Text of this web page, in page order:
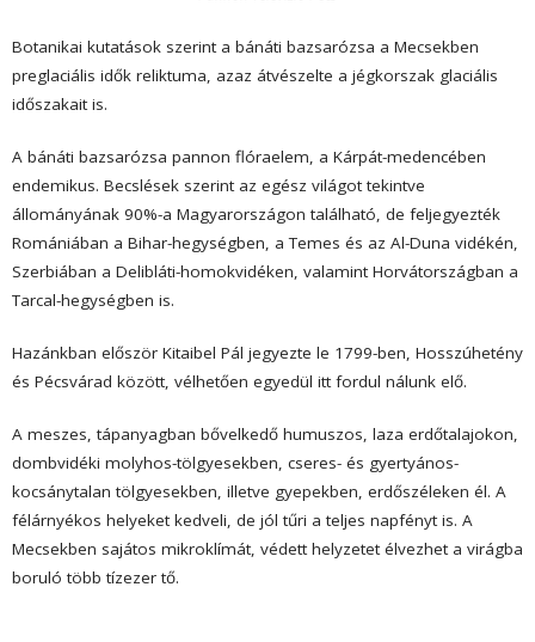
Botanikai kutatások szerint a bánáti bazsarózsa a Mecsekben
preglaciális idők reliktuma, azaz átvészelte a jégkorszak glaciális
időszakait is.
A bánáti bazsarózsa pannon flóraelem, a Kárpát-medencében
endemikus. Becslések szerint az egész világot tekintve
állományának 90%-a Magyarországon található, de feljegyezték
Romániában a Bihar-hegységben, a Temes és az Al-Duna vidékén,
Szerbiában a Delibláti-homokvidéken, valamint Horvátországban a
Tarcal-hegységben is.
Hazánkban először Kitaibel Pál jegyezte le 1799-ben, Hosszúhetény
és Pécsvárad között, vélhetően egyedül itt fordul nálunk elő.
A meszes, tápanyagban bővelkedő humuszos, laza erdőtalajokon,
dombvidéki molyhos-tölgyesekben, cseres- és gyertyános-
kocsánytalan tölgyesekben, illetve gyepekben, erdőszéleken él. A
félárnyékos helyeket kedveli, de jól tűri a teljes napfényt is. A
Mecsekben sajátos mikroklímát, védett helyzetet élvezhet a virágba
boruló több tízezer tő.